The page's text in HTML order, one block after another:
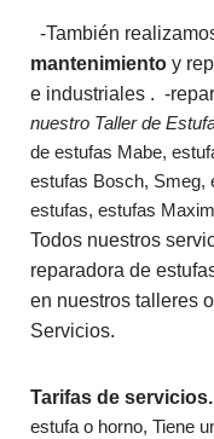
-También
mantenimiento y
e industriales . -
nuestro Taller de
de estufas Mabe,
estufas Bosch, Smeg,
estufas, estufas
Todos nuestros
reparadora de
en nuestros talleres
Servicios.
Tarifas de servicios.
estufa o horno, Tiene